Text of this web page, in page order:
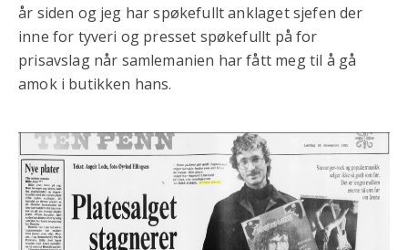
år siden og jeg har spøkefullt anklaget sjefen der
inne for tyveri og presset spøkefullt på for
prisavslag når samlemanien har fått meg til å gå
amok i butikken hans.